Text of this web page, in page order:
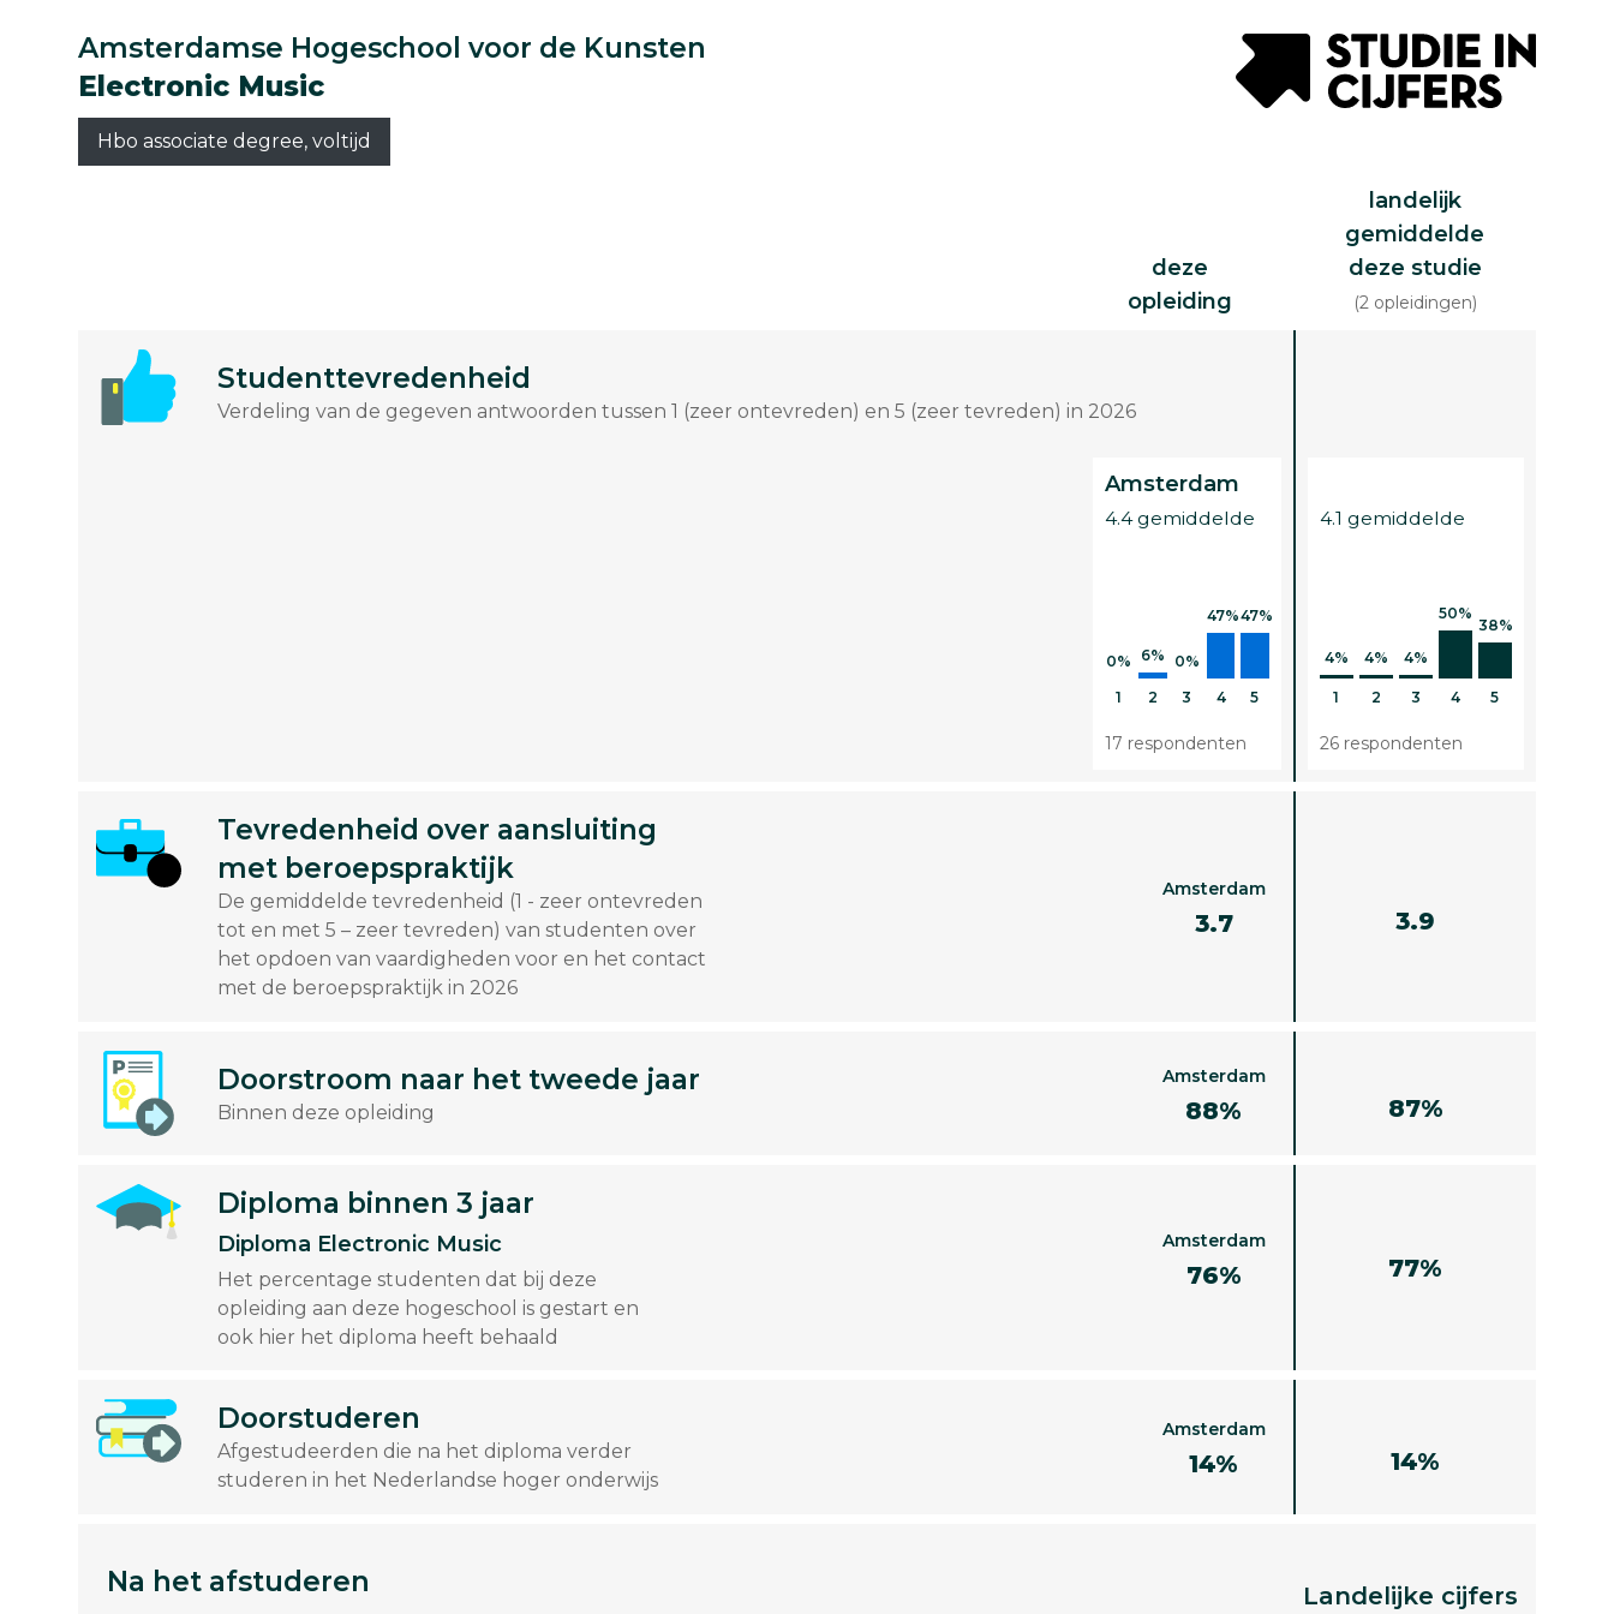
Amsterdamse Hogeschool voor de Kunsten
Electronic Music
Hbo associate degree, voltijd
deze
opleiding
landelijk
gemiddelde
deze studie
(2 opleidingen)
Studenttevredenheid
Verdeling van de gegeven antwoorden tussen 1 (zeer ontevreden) en 5 (zeer tevreden) in 2026
Amsterdam
4.4 gemiddelde
0%
1
6%
2
0%
3
47%
4
47%
5
17 respondenten
4.1 gemiddelde
4%
1
4%
2
4%
3
50%
4
38%
5
26 respondenten
Tevredenheid over aansluiting
met beroepspraktijk
De gemiddelde tevredenheid (1 - zeer ontevreden
tot en met 5 – zeer tevreden) van studenten over
het opdoen van vaardigheden voor en het contact
met de beroepspraktijk in 2026
Amsterdam
3.7 3.9
Doorstroom naar het tweede jaar
Binnen deze opleiding
Amsterdam
88% 87%
Diploma binnen 3 jaar
Diploma Electronic Music
Het percentage studenten dat bij deze
opleiding aan deze hogeschool is gestart en
ook hier het diploma heeft behaald
Amsterdam
76% 77%
Doorstuderen
Afgestudeerden die na het diploma verder
studeren in het Nederlandse hoger onderwijs
Amsterdam
14% 14%
Na het afstuderen Landelijke cijfers